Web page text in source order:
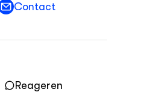
Contact
Reageren